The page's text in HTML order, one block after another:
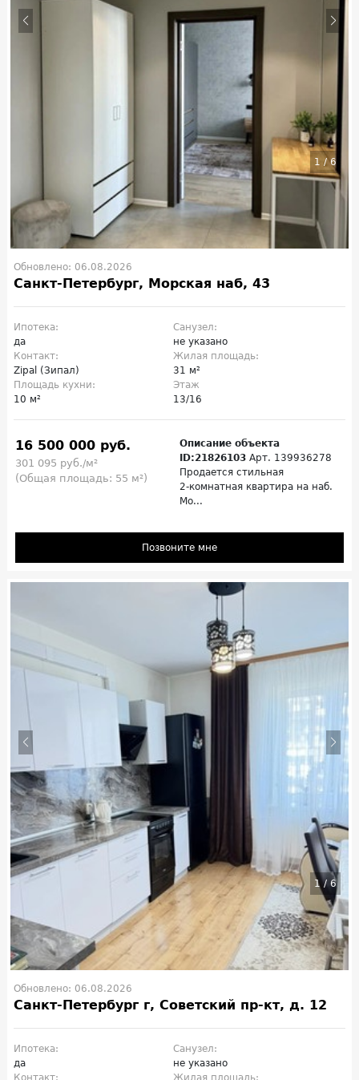
1 /6
Обновлено: 06.08.2026
Санкт-Петербург, Морская наб, 43
Ипотека:
да
Санузел:
не указано
Контакт:
Zipal (Зипал)
Жилая площадь:
31 м²
Площадь кухни:
10 м²
Этаж
13/16
16 500 000 руб.
301 095 руб./м²
(Общая площадь: 55 м²)
Описание объекта
ID:21826103 Арт. 139936278
Продается стильная
2‑комнатная квартира на наб.
Мо...
Позвоните мне
1/ 6
Обновлено: 06.08.2026
Санкт-Петербург г, Советский пр-кт, д. 12
Ипотека:
да
Санузел:
не указано
Контакт:
Жилая площадь: